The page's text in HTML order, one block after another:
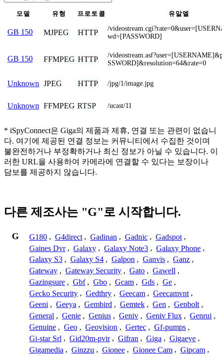
모델 유형 프로토콜 유알엘
GB 150 MJPEG HTTP
/
wd=[PASSWORD]
GB 150 FFMPEG HTTP
/
SSWORD]&resolution=64&rate=0
Unknown JPEG HTTP /jpg/1/image.jpg
Unknown FFMPEG RTSP /ucast/11
* iSpyConnect은 Giga의 제품과 제휴, 연결 또는 관련이 없습니
다. 여기에 제공된 연결 정보는 커뮤니티에서 수집한 것이며
불완전하거나 부정확하거나 최신 정보가 아닐 수 있습니다. 이
러한 URL을 사용하여 카메라에 연결할 수 있다는 보장이나
담보를 제공하지 않습니다.
다른 제조사는 "G"로 시작합니다.
G G180 , G4direct , Gadinan , Gadnic , Gadspot ,
Gaines Dvr , Galaxy , Galaxy Note3 , Galaxy Phone ,
Galaxy S3 , Galaxy S4 , Galpon , Ganvis , Ganz ,
Gateway , Gateway Security , Gato , Gawell ,
Gazingsure , Gbf , Gbo , Gcam , Gds , Ge ,
Gecko Security , Gedthry , Geecam , Geecamvnt ,
Geeni , Geeya , Gembird , Gemtek , Gen , Genbolt ,
General , Genie , Genius , Geniv , Geniv Flux , Genrui ,
Genuine , Geo , Geovision , Gertec , Gf-pumps ,
Gi-star Srl , Gid20m-pvir , Gifran , Giga , Gigaeye ,
Gigamedia , Ginzzu , Gionee , Gionee Cam , Gipcam ,